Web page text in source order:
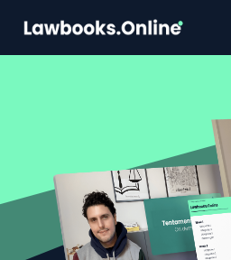
FAQ
Contact